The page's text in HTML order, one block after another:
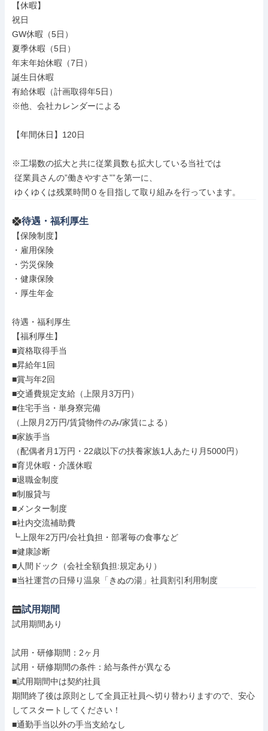
【休暇】
祝日
GW休暇（5日）
夏季休暇（5日）
年末年始休暇（7日）
誕生日休暇
有給休暇（計画取得年5日）
※他、会社カレンダーによる
【年間休日】120日
※工場数の拡大と共に従業員数も拡大している当社では
ゆくゆくは残業時間０を目指して取り組みを行っています。
待遇・福利厚生
【保険制度】
・雇用保険
・労災保険
・健康保険
・厚生年金
待遇・福利厚生
【福利厚生】
■資格取得手当
■昇給年1回
■賞与年2回
■交通費規定支給（上限月3万円）
■住宅手当・単身寮完備
（上限月2万円/賃貸物件のみ/家賃による）
■家族手当
（配偶者月1万円・22歳以下の扶養家族1人あたり月5000円）
■育児休暇・介護休暇
■退職金制度
■制服貸与
■メンター制度
■社内交流補助費
┗上限年2万円/会社負担・部署毎の食事など
■健康診断
■人間ドック（会社全額負担:規定あり）
■当社運営の日帰り温泉「きぬの湯」社員割引利用制度
試用期間
試用期間あり
試用・研修期間：2ヶ月
試用・研修期間の条件：給与条件が異なる
■試用期間中は契約社員
期間終了後は原則として全員正社員へ切り替わりますので、安心
してスタートしてください！
■通勤手当以外の手当支給なし